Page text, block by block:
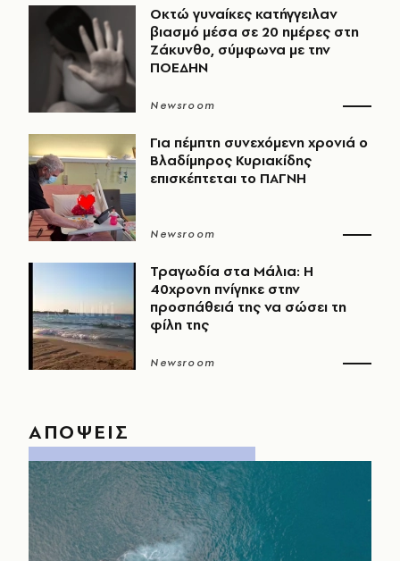
Οκτώ γυναίκες κατήγγειλαν
βιασμό μέσα σε 20 ημέρες στη
Ζάκυνθο, σύμφωνα με την
ΠΟΕΔΗΝ
Newsroom
Για πέμπτη συνεχόμενη χρονιά ο
Βλαδίμηρος Κυριακίδης
επισκέπτεται το ΠΑΓΝΗ
Newsroom
Τραγωδία στα Μάλια: Η
40χρονη πνίγηκε στην
προσπάθειά της να σώσει τη
φίλη της
Newsroom
ΑΠΟΨΕΙΣ